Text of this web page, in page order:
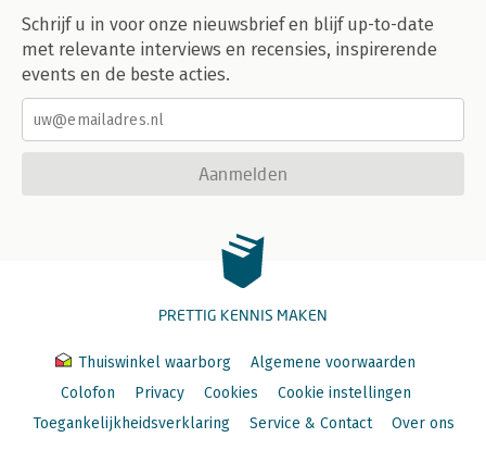
Schrijf u in voor onze nieuwsbrief en blijf up-to-date
met relevante interviews en recensies, inspirerende
events en de beste acties.
Aanmelden
PRETTIG KENNIS MAKEN
Thuiswinkel waarborg
Algemene voorwaarden
Colofon
Privacy Cookies
Cookie instellingen
Toegankelijkheidsverklaring
Service & Contact Over ons